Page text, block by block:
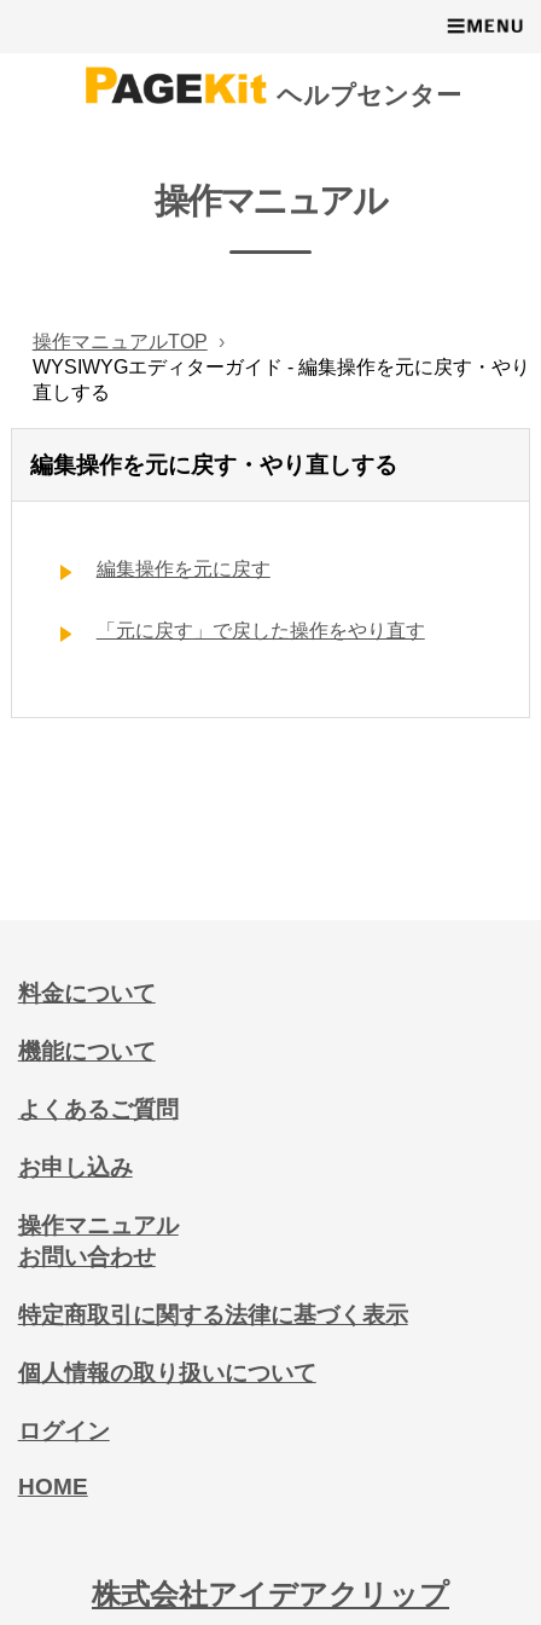
ヘルプセンター
操作マニュアル
操作マニュアルTOP
WYSIWYGエディターガイド - 編集操作を元に戻す・やり
直しする
編集操作を元に戻す・やり直しする
編集操作を元に戻す
「元に戻す」で戻した操作をやり直す
料金について
機能について
よくあるご質問
お申し込み
操作マニュアル
お問い合わせ
特定商取引に関する法律に基づく表示
個人情報の取り扱いについて
ログイン
HOME
株式会社アイデアクリップ